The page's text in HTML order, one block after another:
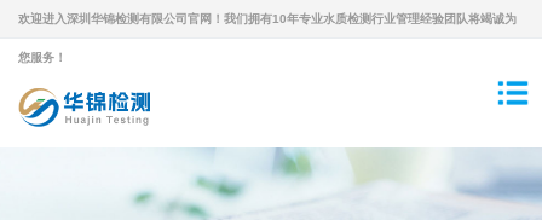
欢迎进入深圳华锦检测有限公司官网！我们拥有10年专业水质检测行业管理经验团队将竭诚为
您服务！